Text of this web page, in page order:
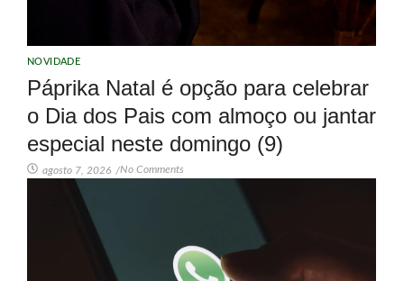
NOVIDADE
Páprika Natal é opção para celebrar
o Dia dos Pais com almoço ou jantar
especial neste domingo (9)
agosto 7, 2026 /No Comments